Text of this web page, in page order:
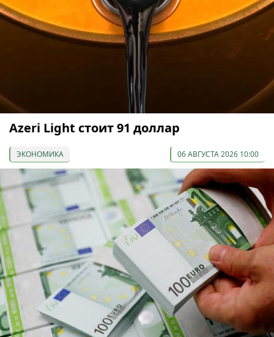
Azeri Light стоит 91 доллар
ЭКОНОМИКА 06 АВГУСТА 2026 10:00